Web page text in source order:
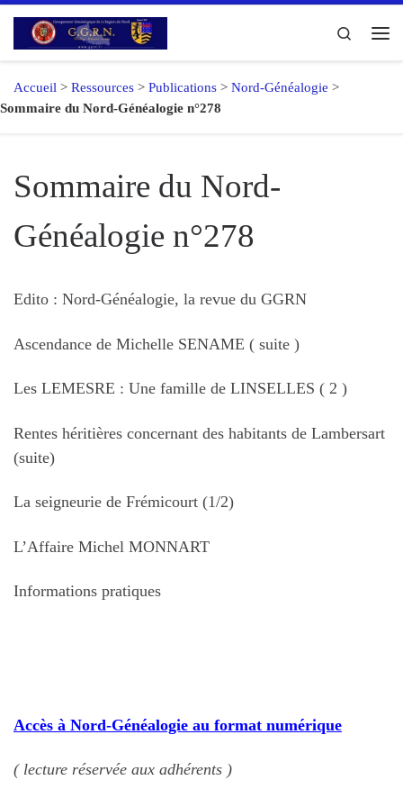
Passer au contenu
Search
Accueil > Ressources > Publications > Nord-Généalogie >
Sommaire du Nord-Généalogie n°278
Sommaire du Nord-
Généalogie n°278
Edito : Nord-Généalogie, la revue du GGRN
Ascendance de Michelle SENAME ( suite )
Les LEMESRE : Une famille de LINSELLES ( 2 )
Rentes héritières concernant des habitants de Lambersart
(suite)
La seigneurie de Frémicourt (1/2)
L’Affaire Michel MONNART
Informations pratiques
Accès à Nord-Généalogie au format numérique
( lecture réservée aux adhérents )